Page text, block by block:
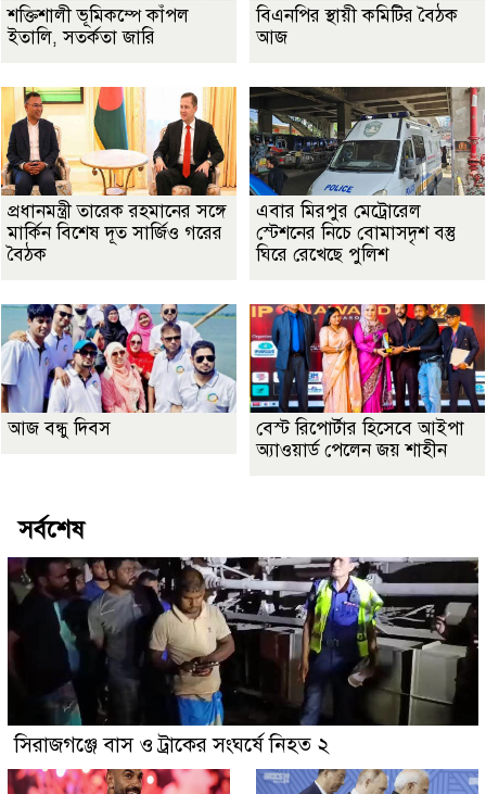
শক্তিশালী ভূমিকম্পে কাঁপল
ইতালি, সতর্কতা জারি
বিএনপির স্থায়ী কমিটির বৈঠক
আজ
প্রধানমন্ত্রী তারেক রহমানের সঙ্গে
মার্কিন বিশেষ দূত সার্জিও গরের
বৈঠক
এবার মিরপুর মেট্রোরেল
স্টেশনের নিচে বোমাসদৃশ বস্তু
ঘিরে রেখেছে পুলিশ
আজ বন্ধু দিবস
বেস্ট রিপোর্টার হিসেবে আইপা
অ্যাওয়ার্ড পেলেন জয় শাহীন
সর্বশেষ
সিরাজগঞ্জে বাস ও ট্রাকের সংঘর্ষে নিহত ২